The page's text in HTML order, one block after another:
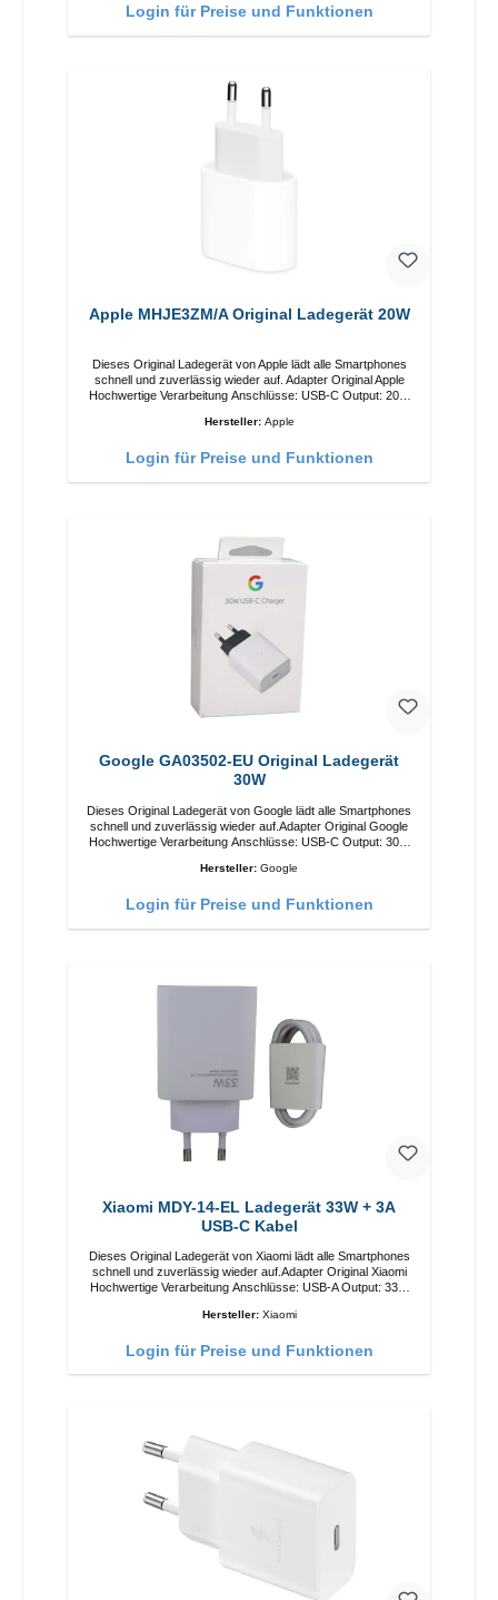
Ladeposition für das iPhone 12 für das beste Erlebnis.
Ihres kabellosen AirPods-Gehäuses mit einer maximalen
Ausgangsleistung von 5 W Intelligente Lade-LED-Anzeige
Login für Preise und Funktionen
Apple MHJE3ZM/A Original Ladegerät 20W
Dieses Original Ladegerät von Apple lädt alle Smartphones
schnell und zuverlässig wieder auf. Adapter Original Apple
Hochwertige Verarbeitung Anschlüsse: USB-C Output: 20W
Hersteller: Apple
Login für Preise und Funktionen
Google GA03502-EU Original Ladegerät
30W
Dieses Original Ladegerät von Google lädt alle Smartphones
schnell und zuverlässig wieder auf.Adapter Original Google
Hochwertige Verarbeitung Anschlüsse: USB-C Output: 30W
Hersteller: Google
Login für Preise und Funktionen
Xiaomi MDY-14-EL Ladegerät 33W + 3A
USB-C Kabel
Dieses Original Ladegerät von Xiaomi lädt alle Smartphones
schnell und zuverlässig wieder auf.Adapter Original Xiaomi
Hochwertige Verarbeitung Anschlüsse: USB-A Output: 33W
Weiss
Hersteller: Xiaomi
Login für Preise und Funktionen